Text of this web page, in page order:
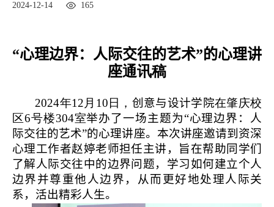
2024-12-14 165
“心理边界：人际交往的艺术”的心理讲
座通讯稿
2024年12月10日， 创意与设计学院在肇庆校
区6号楼304室举办了一场主题为“心理边界：人
际交往的艺术”的心理讲座。本次讲座邀请到资深
心理工作者赵婷老师担任主讲，旨在帮助同学们
了解人际交往中的边界问题，学习如何建立个人
边界并尊重他人边界，从而更好地处理人际关
系，活出精彩人生。